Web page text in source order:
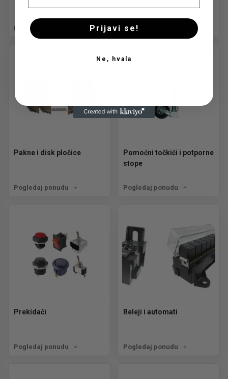
Pogledaj ponudu Pogledaj ponudu
Pakne i disk pločice
Pogledaj ponudu
Pomoćni točkići i potporne
stope
Pogledaj ponudu
Prekidači
Pogledaj ponudu
Releji i automati
Pogledaj ponudu
Prijavi se!
Ne, hvala